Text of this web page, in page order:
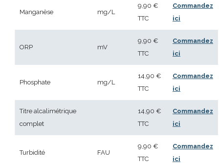
Manganèse mg/L
9,90 €
TTC
Commandez
ici
ORP mV
9,90 €
TTC
Commandez
ici
Phosphate mg/L
14,90 €
TTC
Commandez
ici
Titre alcalimétrique
complet
14,90 €
TTC
Commandez
ici
Turbidité FAU
9,90 €
TTC
Commandez
ici